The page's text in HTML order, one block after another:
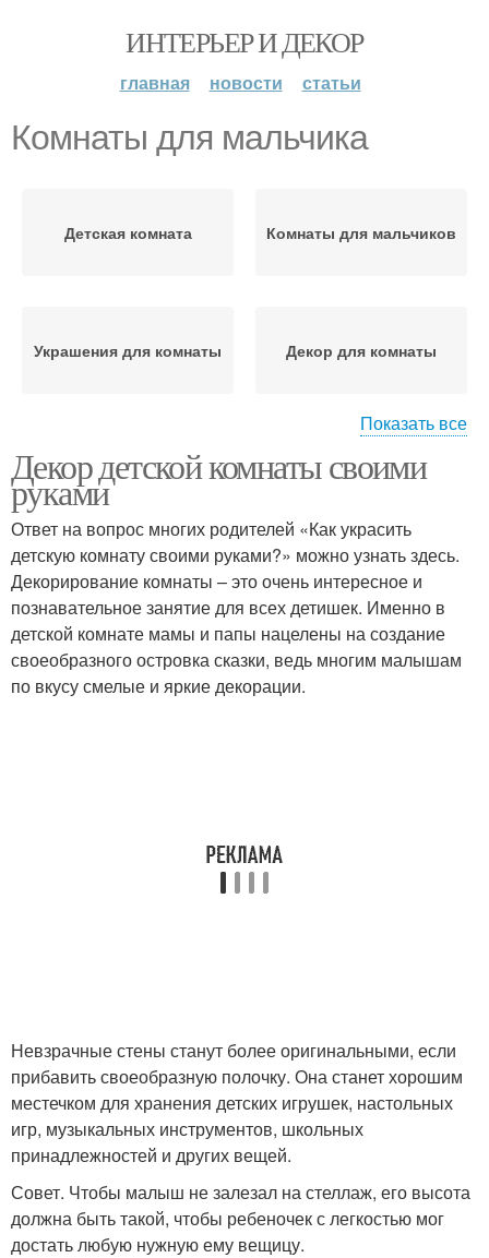
ИНТЕРЬЕР И ДЕКОР
главная новости статьи
Комнаты для мальчика
Детская комната Комнаты для мальчиков
Украшения для комнаты Декор для комнаты
новорожденного
новорожденного
Работы в комнате
Показать все
Декор детской комнаты своими
руками
Ответ на вопрос многих родителей «Как украсить
детскую комнату своими руками?» можно узнать здесь.
Декорирование комнаты – это очень интересное и
познавательное занятие для всех детишек. Именно в
детской комнате мамы и папы нацелены на создание
своеобразного островка сказки, ведь многим малышам
по вкусу смелые и яркие декорации.
Невзрачные стены станут более оригинальными, если
прибавить своеобразную полочку. Она станет хорошим
местечком для хранения детских игрушек, настольных
игр, музыкальных инструментов, школьных
принадлежностей и других вещей.
Совет. Чтобы малыш не залезал на стеллаж, его высота
должна быть такой, чтобы ребеночек с легкостью мог
достать любую нужную ему вещицу.